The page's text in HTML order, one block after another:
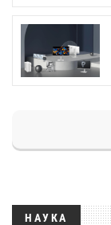
НАУКА